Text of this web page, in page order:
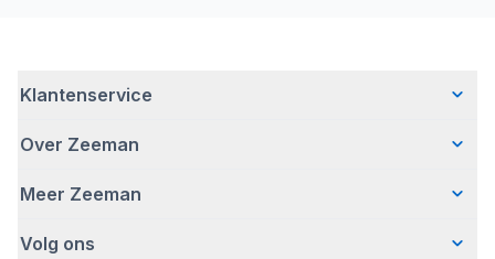
Klantenservice
Veelgestelde vragen
Bezorgen
Over Zeeman
Wie wij zijn
Hoe wij verantwoord ondernemen
Meer Zeeman
Veiligheidswaarschuwing
Volg ons